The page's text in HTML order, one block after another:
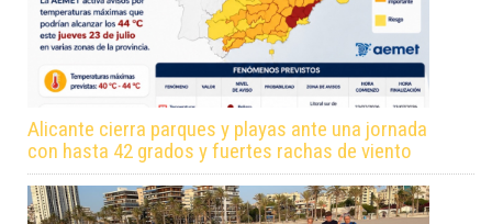
Alicante cierra parques y playas ante una jornada
con hasta 42 grados y fuertes rachas de viento